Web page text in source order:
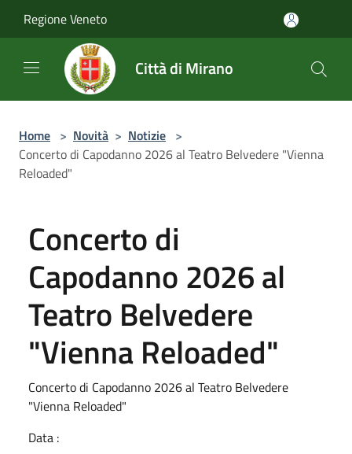
Regione Veneto
Città di Mirano
Home > Novità > Notizie >
Concerto di Capodanno 2026 al Teatro Belvedere "Vienna
Reloaded"
Concerto di
Capodanno 2026 al
Teatro Belvedere
"Vienna Reloaded"
Concerto di Capodanno 2026 al Teatro Belvedere
"Vienna Reloaded"
Data :